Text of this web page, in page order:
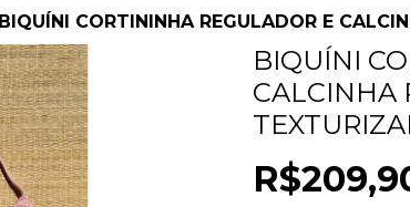
BIQUÍNI CORTININHA REGULADOR E
BIQUÍNI
CALCINHA